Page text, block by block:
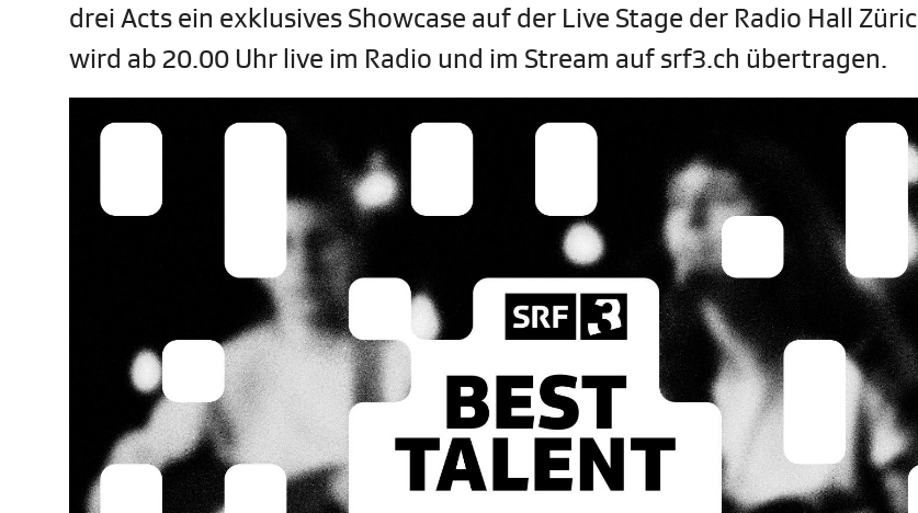
drei Acts ein exklusives Showcase auf der Live Stage der Radio Hall
wird ab 20.00 Uhr live im Radio und im Stream auf srf3.ch übertragen.